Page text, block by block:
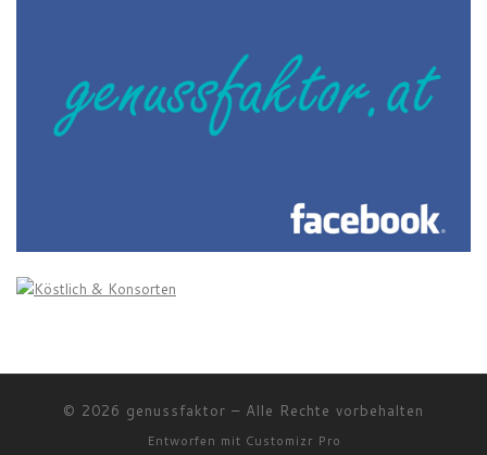
© 2026 genussfaktor – Alle Rechte vorbehalten
Entworfen mit Customizr Pro